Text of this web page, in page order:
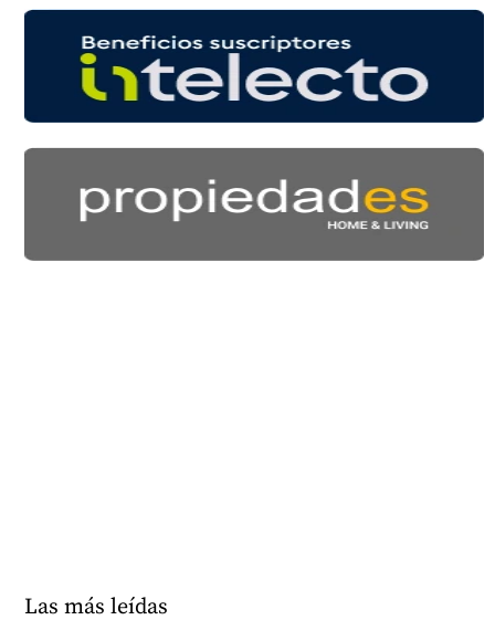
Las más leídas